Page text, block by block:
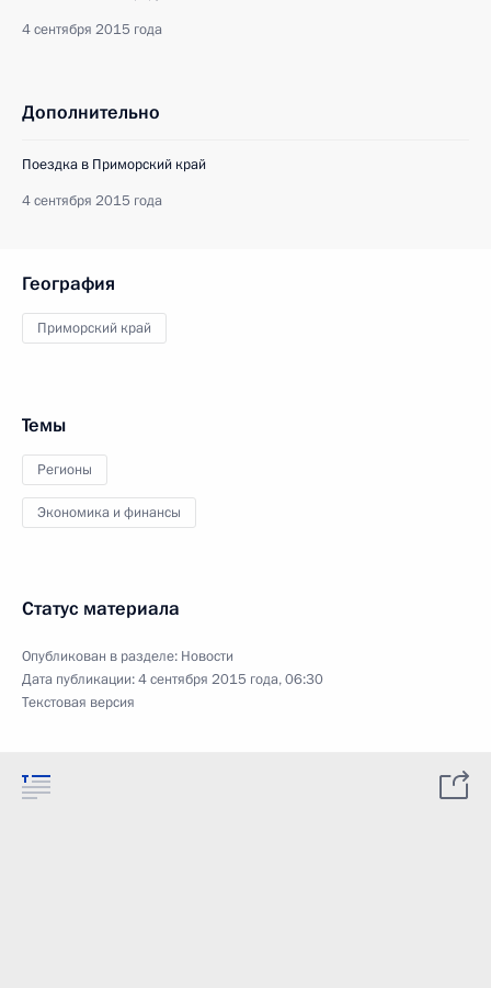
4 сентября 2015 года
Дополнительно
Поездка в Приморский край
4 сентября 2015 года
География
Приморский край
Темы
Регионы
Экономика и финансы
Статус материала
Опубликован в разделе: Новости
Дата публикации:4 сентября 2015 года, 06:30
Текстовая версия